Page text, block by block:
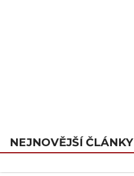
NEJNOVĚJŠÍ ČLÁNKY